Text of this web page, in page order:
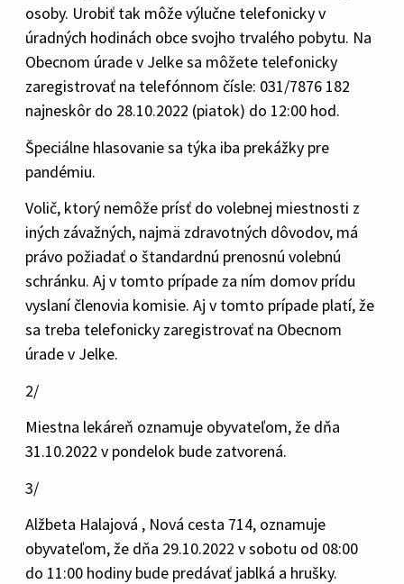
osoby. Urobiť tak môže výlučne telefonicky v
úradných hodinách obce svojho trvalého pobytu. Na
Obecnom úrade v Jelke sa môžete telefonicky
zaregistrovať na telefónnom čísle: 031/7876 182
najneskôr do 28.10.2022 (piatok) do 12:00 hod.
Špeciálne hlasovanie sa týka iba prekážky pre
pandémiu.
Volič, ktorý nemôže prísť do volebnej miestnosti z
iných závažných, najmä zdravotných dôvodov, má
právo požiadať o štandardnú prenosnú volebnú
schránku. Aj v tomto prípade za ním domov prídu
vyslaní členovia komisie. Aj v tomto prípade platí, že
sa treba telefonicky zaregistrovať na Obecnom
úrade v Jelke.
2/
Miestna lekáreň oznamuje obyvateľom, že dňa
31.10.2022 v pondelok bude zatvorená.
3/
Alžbeta Halajová , Nová cesta 714, oznamuje
obyvateľom, že dňa 29.10.2022 v sobotu od 08:00
do 11:00 hodiny bude predávať jablká a hrušky.